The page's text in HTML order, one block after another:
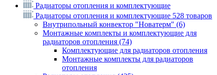
Радиаторы отопления и комплектующие
Радиаторы отопления и комплектующие 528 товаров
Внутрипольный конвектор "Новатерм" (6)
Монтажные комплекты и комплектующие для
радиаторов отопления (74)
Комплектующие для радиаторов отопления
Монтажные комплекты для радиаторов
отопления